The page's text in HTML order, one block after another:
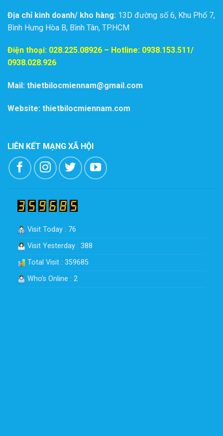
Địa chỉ kinh doanh/ kho hàng: 13D đường số 6, Khu Phố 7,
Bình Hưng Hòa B, Bình Tân, TP.HCM
Điện thoại: 028.225.08926 – Hotline: 0938.153.511/
0938.028.926
Mail: thietbilocmiennam@gmail.com
Website: thietbilocmiennam.com
LIÊN KẾT MẠNG XÃ HỘI
Visit Today : 76
Visit Yesterday : 388
Total Visit : 359685
Who's Online : 2